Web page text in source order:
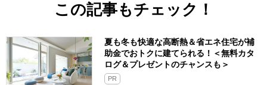
この記事もチェック！
夏も冬も快適な高断熱＆省エネ住宅が補
助金でおトクに建てられる！＜無料カタ
ログ＆プレゼントのチャンスも＞
PR